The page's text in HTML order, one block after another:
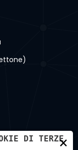
×
DI TERZE